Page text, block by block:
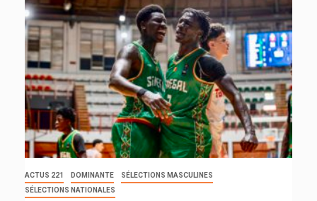
ACTUS 221 DOMINANTE
SÉLECTIONS MASCULINES
SÉLECTIONS NATIONALES